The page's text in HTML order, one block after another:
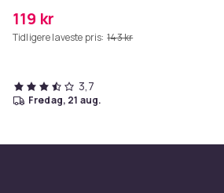
119 kr
Tidligere laveste pris: 143 kr
3,7
fredag, 21 aug.